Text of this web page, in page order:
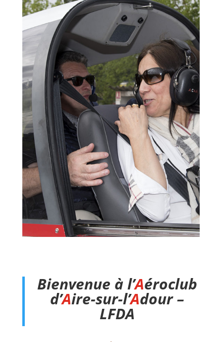
Bienvenue à l’Aéroclub
d’Aire-sur-l’Adour –
LFDA